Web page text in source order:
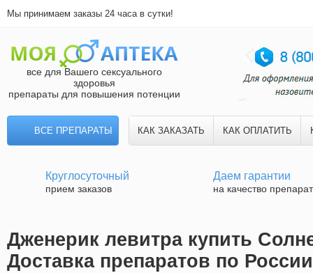
Мы принимаем заказы 24 часа в сутки!
все для Вашего сексуального
здоровья
препараты для повышения потенции
ВСЕ ПРЕПАРАТЫ КАК ЗАКАЗАТЬ КАК ОПЛАТИТЬ
Круглосуточный
прием заказов
Даем гарантии
на качество
Дженерик левитра купить
Доставка препаратов по России